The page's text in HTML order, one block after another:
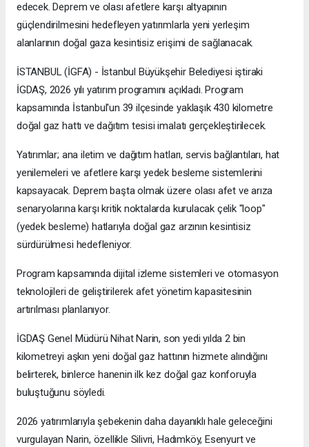
edecek. Deprem ve olası afetlere karşı altyapının
güçlendirilmesini hedefleyen yatırımlarla yeni yerleşim
alanlarının doğal gaza kesintisiz erişimi de sağlanacak.
İSTANBUL (İGFA) - İstanbul Büyükşehir Belediyesi iştiraki
İGDAŞ, 2026 yılı yatırım programını açıkladı. Program
kapsamında İstanbul'un 39 ilçesinde yaklaşık 430 kilometre
doğal gaz hattı ve dağıtım tesisi imalatı gerçekleştirilecek.
Yatırımlar; ana iletim ve dağıtım hatları, servis bağlantıları, hat
yenilemeleri ve afetlere karşı yedek besleme sistemlerini
kapsayacak. Deprem başta olmak üzere olası afet ve arıza
senaryolarına karşı kritik noktalarda kurulacak çelik "loop"
(yedek besleme) hatlarıyla doğal gaz arzının kesintisiz
sürdürülmesi hedefleniyor.
Program kapsamında dijital izleme sistemleri ve otomasyon
teknolojileri de geliştirilerek afet yönetim kapasitesinin
artırılması planlanıyor.
İGDAŞ Genel Müdürü Nihat Narin, son yedi yılda 2 bin
kilometreyi aşkın yeni doğal gaz hattının hizmete alındığını
belirterek, binlerce hanenin ilk kez doğal gaz konforuyla
buluştuğunu söyledi.
2026 yatırımlarıyla şebekenin daha dayanıklı hale geleceğini
vurgulayan Narin, özellikle Silivri, Hadımköy, Esenyurt ve